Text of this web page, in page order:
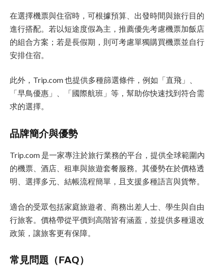
在選擇機票與住宿時，可根據預算、出發時間與旅行目的
進行搭配。若以短途度假為主，推薦優先考慮機票加飯店
的組合方案；若是長假期，則可考慮單獨購買機票並自行
安排住宿。
此外，Trip.com 也提供多種篩選條件，例如「直飛」、
「早鳥優惠」、「國際航班」等，幫助你快速找到符合需
求的選擇。
品牌簡介與優勢
Trip.com 是一家專注於旅行業務的平台，提供全球範圍內
的機票、酒店、租車與旅遊套餐服務。其優勢在於價格透
明、選擇多元、結帳流程簡單，且支援多種語言與貨幣。
適合的受眾包括家庭旅遊者、商務出差人士、學生與自由
行旅客。價格帶從平價到高階皆有涵蓋，並提供多種退改
政策，讓旅客更有保障。
常見問題（FAQ）